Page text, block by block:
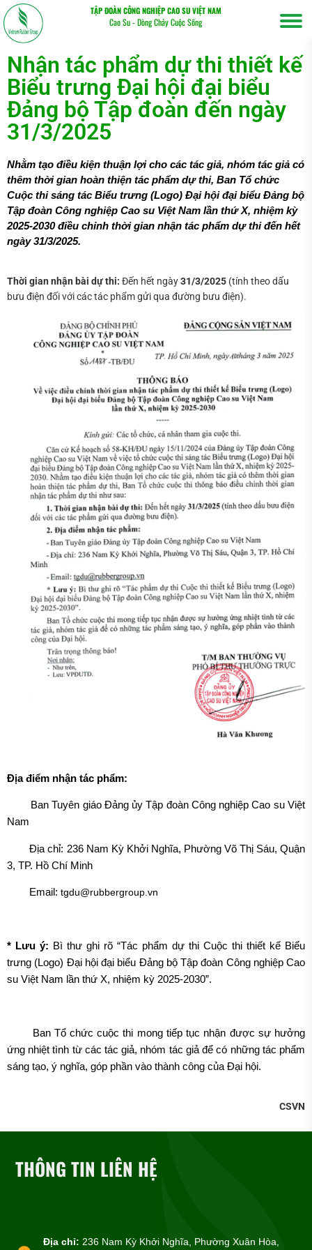
TẬP ĐOÀN CÔNG NGHIỆP CAO SU VIỆT NAM
Cao Su - Dòng Chảy Cuộc Sống
Nhận tác phẩm dự thi thiết kế
Biểu trưng Đại hội đại biểu
Đảng bộ Tập đoàn đến ngày
31/3/2025
Nhằm tạo điều kiện thuận lợi cho các tác giả, nhóm tác giả có
thêm thời gian hoàn thiện tác phẩm dự thi, Ban Tổ chức
Cuộc thi sáng tác Biểu trưng (Logo) Đại hội đại biểu Đảng bộ
Tập đoàn Công nghiệp Cao su Việt Nam lần thứ X, nhiệm kỳ
2025-2030 điều chỉnh thời gian nhận tác phẩm dự thi đến hết
ngày 31/3/2025.
Thời gian nhận bài dự thi: Đến hết ngày31/3/2025 (tính theo dấu
bưu điện đối với các tác phẩm gửi qua đường bưu điện).
Địa điểm nhận tác phẩm:
Ban Tuyên giáo Đảng ủy Tập đoàn Công nghiệp Cao su Việt
Nam
Địa chỉ: 236 Nam Kỳ Khởi Nghĩa, Phường Võ Thị Sáu, Quận
3, TP. Hồ Chí Minh
Email: tgdu@rubbergroup.vn
* Lưu ý: Bì thư ghi rõ “Tác phẩm dự thi Cuộc thi thiết kế Biểu
trưng (Logo) Đại hội đại biểu Đảng bộ Tập đoàn Công nghiệp Cao
su Việt Nam lần thứ X, nhiệm kỳ 2025-2030”.
Ban Tổ chức cuộc thi mong tiếp tục nhận được sự hưởng
ứng nhiệt tình từ các tác giả, nhóm tác giả để có những tác phẩm
sáng tạo, ý nghĩa, góp phần vào thành công của Đại hội.
CSVN
THÔNG TIN LIÊN HỆ
Địa chỉ: 236 Nam Kỳ Khởi Nghĩa, Phường Xuân Hòa,
Tìm
kiếm...